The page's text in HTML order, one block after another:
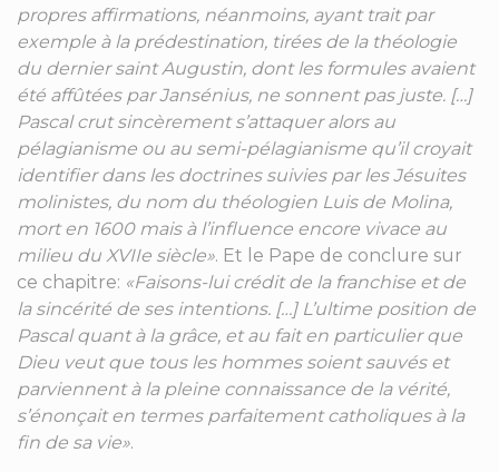
propres affirmations, néanmoins, ayant trait par
exemple à la prédestination, tirées de la théologie
du dernier saint Augustin, dont les formules avaient
été affûtées par Jansénius, ne sonnent pas juste. […]
Pascal crut sincèrement s’attaquer alors au
pélagianisme ou au semi-pélagianisme qu’il croyait
identifier dans les doctrines suivies par les Jésuites
molinistes, du nom du théologien Luis de Molina,
mort en 1600 mais à l’influence encore vivace au
milieu du XVIIe siècle». Et le Pape de conclure sur
ce chapitre: «Faisons-lui crédit de la franchise et de
la sincérité de ses intentions. […] L’ultime position de
Pascal quant à la grâce, et au fait en particulier que
Dieu veut que tous les hommes soient sauvés et
parviennent à la pleine connaissance de la vérité,
s’énonçait en termes parfaitement catholiques à la
fin de sa vie».